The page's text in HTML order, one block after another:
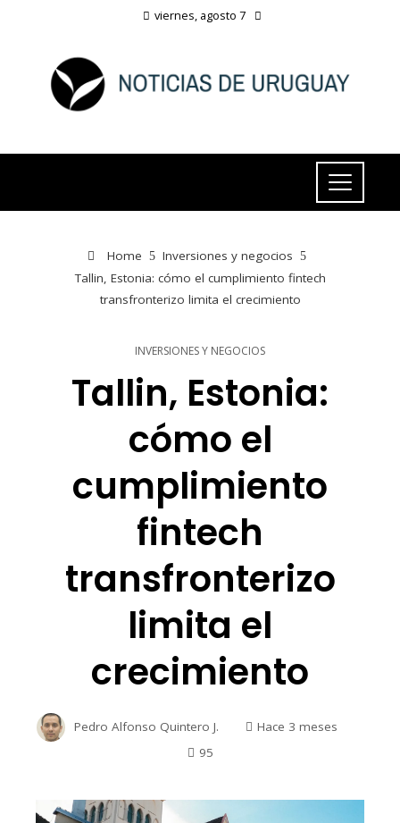
viernes, agosto 7
Home
Inversiones y negocios
Tallin, Estonia: cómo el cumplimiento fintech
transfronterizo limita el crecimiento
INVERSIONES Y NEGOCIOS
Tallin, Estonia:
cómo el
cumplimiento
fintech
transfronterizo
limita el
crecimiento
Pedro Alfonso Quintero J.
Hace 3 meses
95